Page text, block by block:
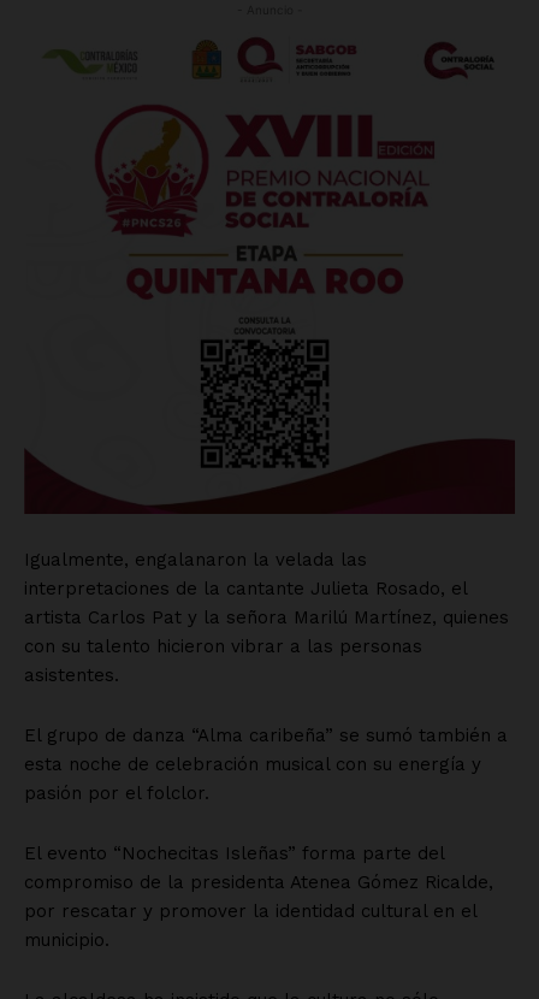
Igualmente, engalanaron la velada las
interpretaciones de la cantante Julieta Rosado, el
artista Carlos Pat y la señora Marilú Martínez, quienes
con su talento hicieron vibrar a las personas
asistentes.
El grupo de danza “Alma caribeña” se sumó también a
esta noche de celebración musical con su energía y
pasión por el folclor.
El evento “Nochecitas Isleñas” forma parte del
compromiso de la presidenta Atenea Gómez Ricalde,
por rescatar y promover la identidad cultural en el
municipio.